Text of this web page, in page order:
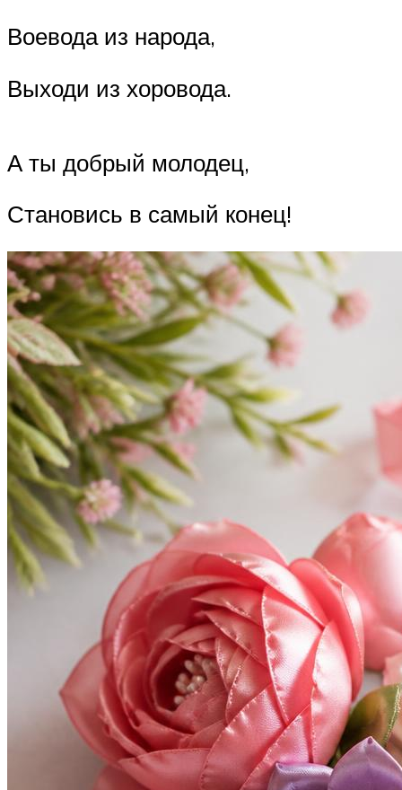
Воевода из народа,
Выходи из хоровода.
А ты добрый молодец,
Становись в самый конец!